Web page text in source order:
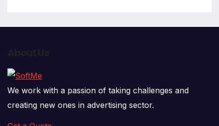
We work with a passion of taking challenges and
creating new ones in advertising sector.